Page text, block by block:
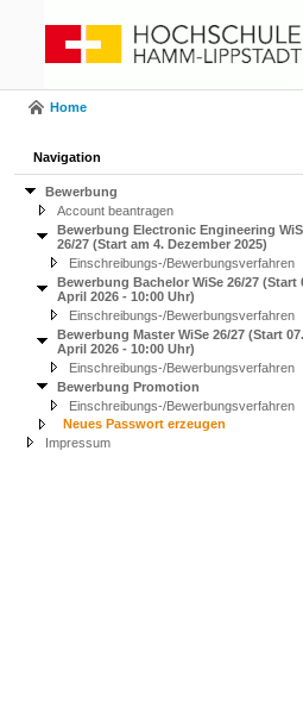
Home
Navigation
Bewerbung
Account beantragen
Bewerbung Electronic Engineering
26/27 (Start am 4. Dezember 2025)
Einschreibungs-/Bewerbungsverfahren
Bewerbung Bachelor WiSe 26/27 (Start
April 2026 - 10:00 Uhr)
Einschreibungs-/Bewerbungsverfahren
Bewerbung Master WiSe 26/27 (Start 07.
April 2026 - 10:00 Uhr)
Einschreibungs-/Bewerbungsverfahren
Bewerbung Promotion
Einschreibungs-/Bewerbungsverfahren
Neues Passwort erzeugen
Impressum